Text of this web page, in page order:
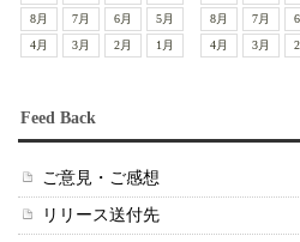
8月
7月 6月
5月
4月
3月 2月 1月
8月
7月
4月
3月
Feed Back
ご意見・ご感想
リリース送付先